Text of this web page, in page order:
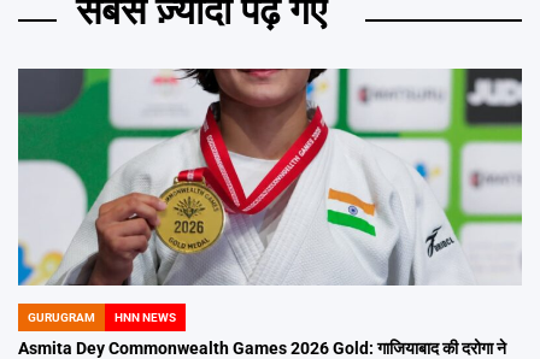
सबसे ज़्यादा पढ़े गए
POSTED
IN
GURUGRAM HNN NEWS
Asmita Dey Commonwealth Games 2026 Gold: गाजियाबाद की दरोगा ने